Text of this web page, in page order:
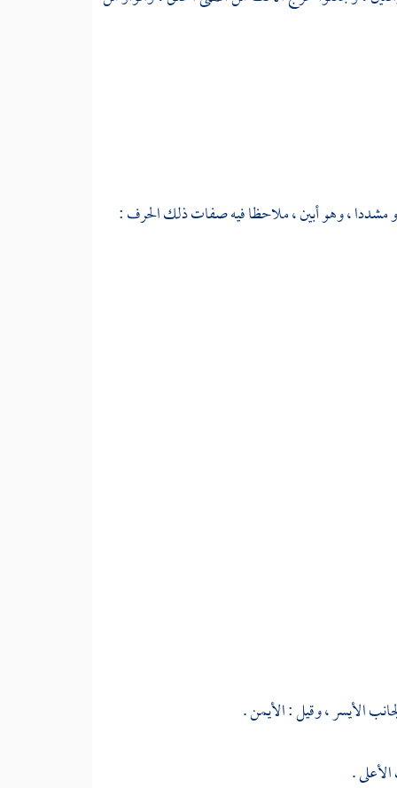
مشددا ، وهو أبين ، ملاحظا فيه صفات ذلك الحرف :
الأيسر ، وقيل : الأيمن .
.